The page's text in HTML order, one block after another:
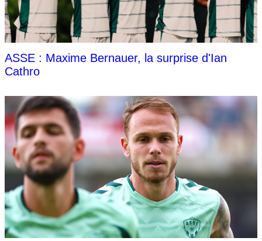
ASSE : Maxime Bernauer, la surprise d'Ian
Cathro